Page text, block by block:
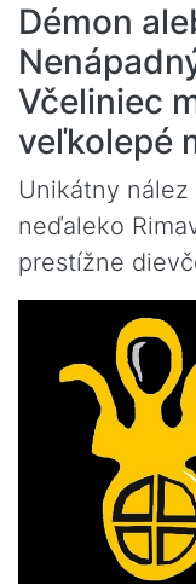
Démon
Včeliniec
veľkolepé
Unikátny
neďaleko
prestížne